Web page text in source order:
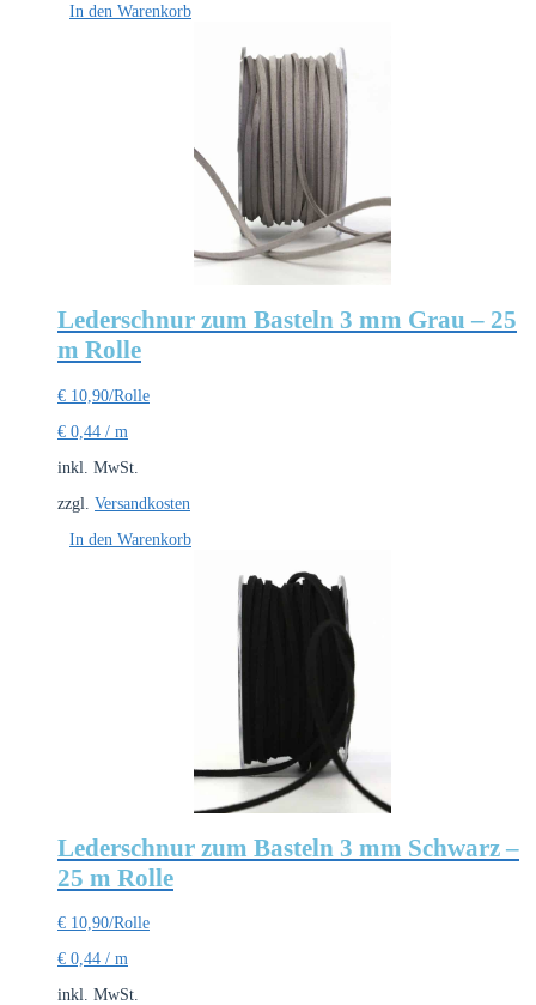
In den Warenkorb
Lederschnur zum Basteln 3 mm Grau – 25
m Rolle
€ 10,90/Rolle
€ 0,44 / m
inkl. MwSt.
zzgl. Versandkosten
In den Warenkorb
Lederschnur zum Basteln 3 mm Schwarz –
25 m Rolle
€ 10,90/Rolle
€ 0,44 / m
inkl. MwSt.